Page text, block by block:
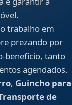
trabalho em
prezando por
benefício, tanto
agendados.
, Guincho para
de